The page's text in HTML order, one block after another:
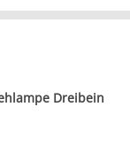
Dreibein